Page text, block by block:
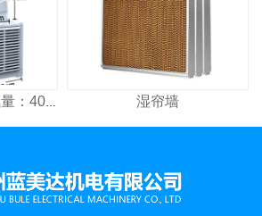
4kw 380v 冷风机 风量：4000³/h 适用面积：2600㎡ 湿帘墙